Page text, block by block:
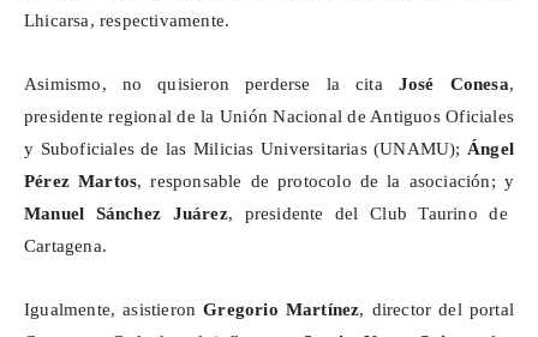
Lhicarsa, respectivamente.
Asimismo, no quisieron perderse la cita José Conesa,
presidente regional de la Unión Nacional de Antiguos Oficiales
y Suboficiales de las Milicias Universitarias (UNAMU); Ángel
Pérez Martos, responsable de protocolo de la asociación; y
Manuel Sánchez Juárez, presidente del Club Taurino de
Cartagena.
Igualmente, asistieronGregorio Martínez, director del portal